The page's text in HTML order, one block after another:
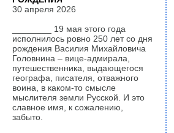
30 апреля 2026
________ 19 мая этого года
исполнилось ровно 250 лет со дня
рождения Василия Михайловича
Головнина – вице-адмирала,
путешественника, выдающегося
географа, писателя, отважного
воина, в каком-то смысле
мыслителя земли Русской. И это
славное имя, к сожалению,
забыто.